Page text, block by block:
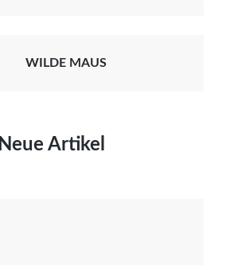
WILDE MAUS
Neue Artikel